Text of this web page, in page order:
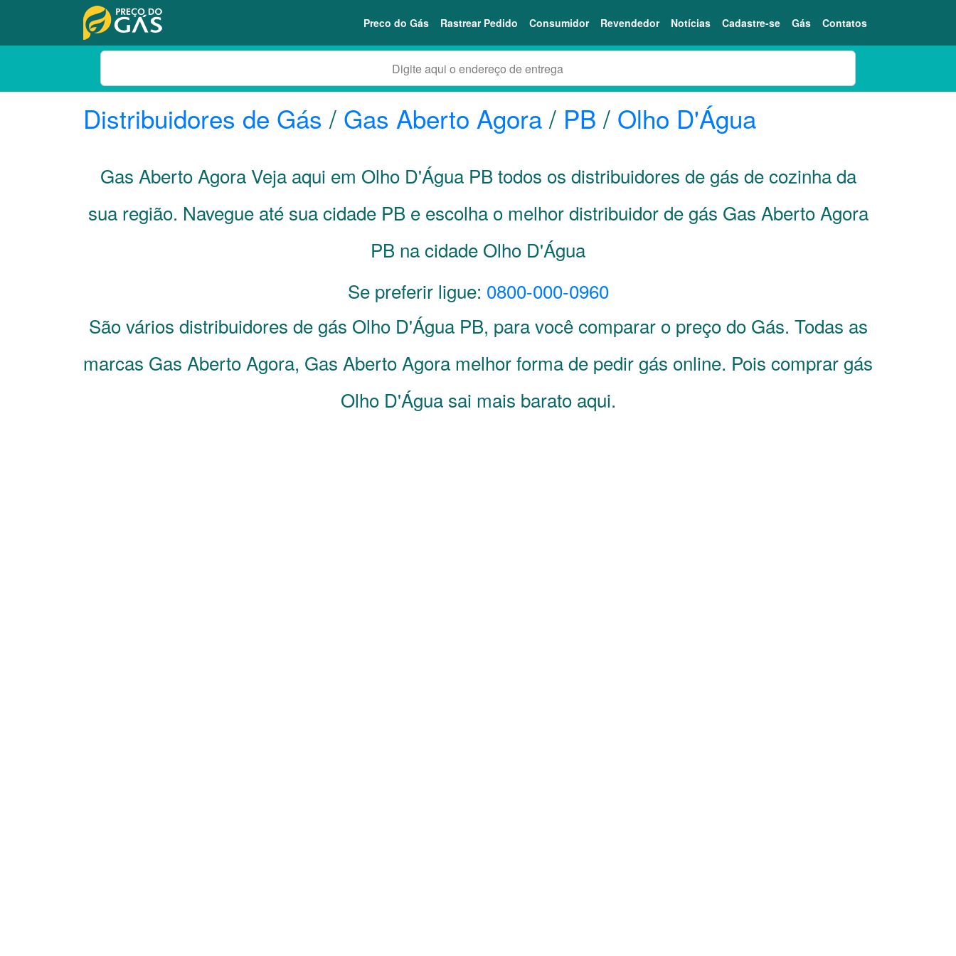
Preco do Gás Rastrear Pedido Consumidor Revendedor Notícias Cadastre-se Gás Contatos
Distribuidores de Gás/ Gas Aberto Agora/ PB / Olho D'Água
Gas Aberto Agora Veja aqui em Olho D'Água PBtodos os distribuidores de gás de cozinha da
sua região. Navegue até sua cidade PBe escolha o melhor distribuidor de gás Gas Aberto Agora
PB na cidade Olho D'Água
Se preferir ligue: 0800-000-0960
São vários distribuidores de gás Olho D'Água PB, para você comparar o preço do Gás. Todas as
marcas Gas Aberto Agora, Gas Aberto Agora melhor forma de pedir gás online. Pois comprar gás
Olho D'Água sai mais barato aqui.